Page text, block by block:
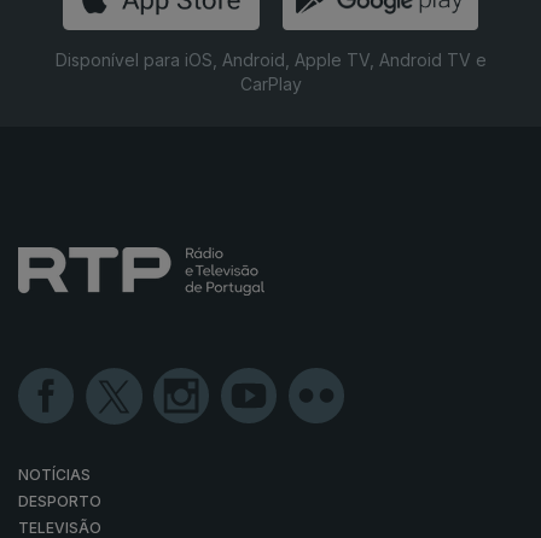
Disponível para iOS, Android, Apple TV, Android TV e
CarPlay
NOTÍCIAS
DESPORTO
TELEVISÃO